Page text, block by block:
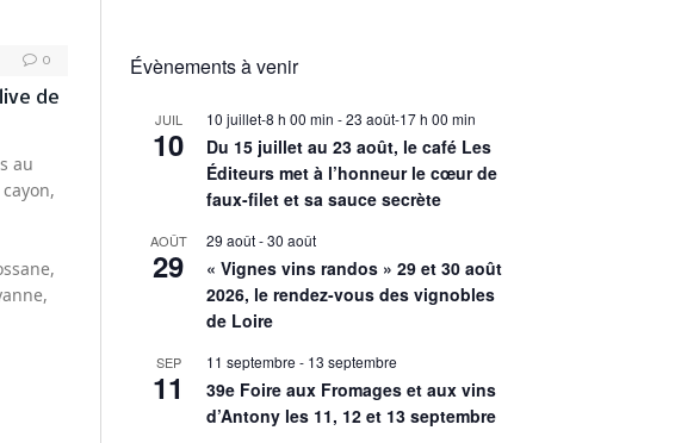
0
de
au
Évènements à venir
JUIL
10
10 juillet-8 h 00 min -23 août-17 h 00 min
Du 15 juillet au 23 août, le café Les
Éditeurs met à l’honneur le cœur de
faux-filet et sa sauce secrète
AOÛT
29
29 août-30 août
« Vignes vins randos » 29 et 30 août
2026, le rendez-vous des vignobles
de Loire
SEP
11
11 septembre - 13 septembre
39e Foire aux Fromages et aux vins
d’Antony les 11, 12 et 13 septembre